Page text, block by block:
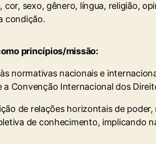
cor, sexo, gênero, língua, religião,
condição.
princípios/missão:
normativas nacionais e
a Convenção Internacional dos
de relações horizontais de
de conhecimento, implicando